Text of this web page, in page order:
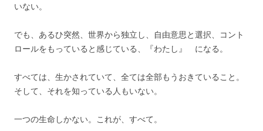
いない。
でも、あるひ突然、世界から独立し、自由意思と選択、コント
ロールをもっていると感じている、『わたし』 になる。
すべては、生かされていて、全ては全部もうおきていること。
そして、それを知っている人もいない。
一つの生命しかない。これが、すべて。